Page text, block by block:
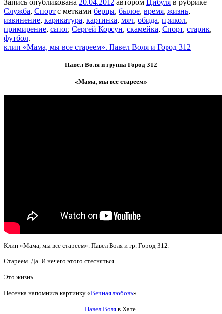
Запись опубликована 20.04.2012 автором Цибуля в рубрике
Служба, Спорт с метками берцы, былое, время, жизнь,
извинение, карикатура, картинка, мяч, обида, прикол,
примирение, сапог, Сергей Корсун, скамейка, Спорт, старик,
футбол.
клип «Мама, мы все стареем». Павел Воля и Город 312
Павел Воля и группа Город 312
«Мама, мы все стареем»
Клип «Мама, мы все стареем». Павел Воля и гр. Город 312.
Стареем. Да. И нечего этого стесняться.
Это жизнь.
Песенка напомнила картинку «Вечная любовь» .
Павел Воля в Хате.